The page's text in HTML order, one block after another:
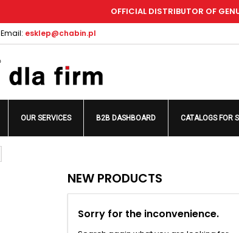
OFFICIAL DISTRIBUTOR OF
Email: esklep@chabin.pl
OUR SERVICES B2B DASHBOARD CATALOGS FOR
NEW PRODUCTS
Sorry for the inconvenience.
Add to wishlist
((modalTitle))
Create wishlist
Wishlist name
Sign in